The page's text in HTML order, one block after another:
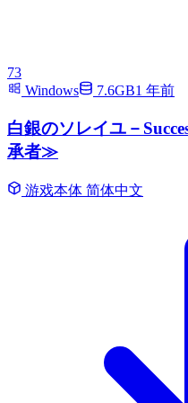
73
Windows
7.6GB1 年前
白銀のソレイユ－
承者≫
游戏本体 简体中文